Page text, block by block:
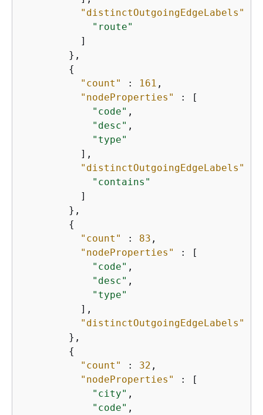
"distinctOutgoingEdgeLabels"
"route"
          ]
        },
{
"count"
: 161 ,
"nodeProperties"
: [
"code" ,
"desc" ,
"type"
          ],
"distinctOutgoingEdgeLabels"
"contains"
          ]
        },
{
"count"
: 83 ,
"nodeProperties"
: [
"code" ,
"desc" ,
"type"
          ],
"distinctOutgoingEdgeLabels"
        },
{
"count"
: 32 ,
"nodeProperties"
: [
"city" ,
"code" ,